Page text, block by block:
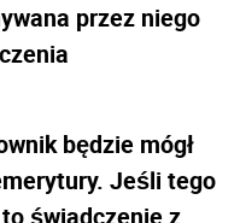
przez niego
będzie mógł
Jeśli tego